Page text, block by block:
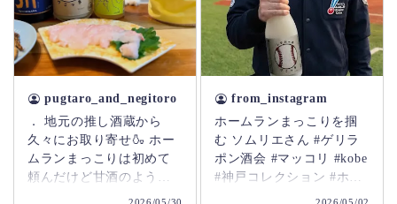
pugtaro_and_negitoro
． 地元の推し酒蔵から
久々にお取り寄せ🍶 ホー
ムランまっこりは初めて
頼んだけど甘酒のようで
美味しくてグイグイいっ
from_instagram
ホームランまっこりを掴
む ソムリエさん #ゲリラ
ポン酒会 #マッコリ #kobe
#神戸コレクション #ホー
ムランまっこり #神戸